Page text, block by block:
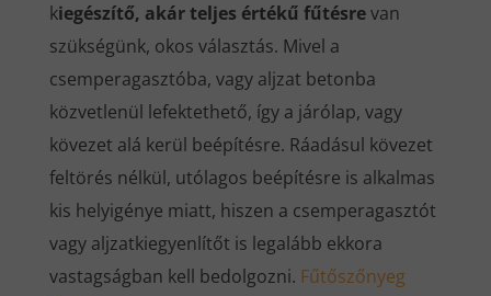
kiegészítő, akár teljes értékű fűtésrevan
szükségünk, okos választás. Mivel a
csemperagasztóba, vagy aljzat betonba
közvetlenül lefektethető, így a járólap, vagy
kövezet alá kerül beépítésre. Ráadásul kövezet
feltörés nélkül, utólagos beépítésre is alkalmas
kis helyigénye miatt, hiszen a csemperagasztót
vagy aljzatkiegyenlítőt is legalább ekkora
vastagságban kell bedolgozni. Fűtőszőnyeg